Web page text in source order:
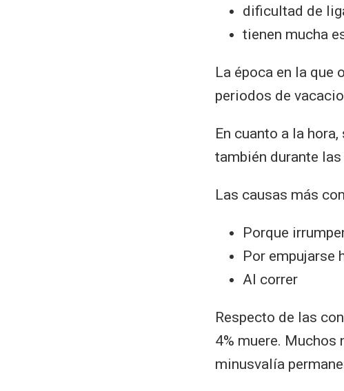
dificultad de
tienen mucha
La época en la que
periodos de
En cuanto a la
también durante
Las causas más
Porque
Por empujarse
Al correr
Respecto de las
4% muere.
minusvalía